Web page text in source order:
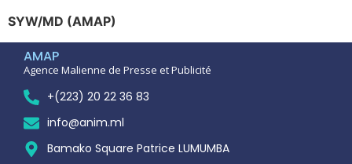
SYW/MD (AMAP)
AMAP
Agence Malienne de Presse et Publicité
+(223) 20 22 36 83
info@anim.ml
Bamako Square Patrice LUMUMBA